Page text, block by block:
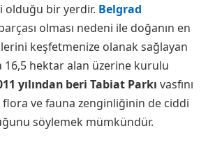
olduğu bir yerdir. Belgrad
olması nedeni ile doğanın en
keşfetmenize olanak sağlayan
16,5 hektar alan üzerine kurulu
yılından beri Tabiat Parkı vasfını
flora ve fauna zenginliğinin de ciddi
söylemek mümkündür.